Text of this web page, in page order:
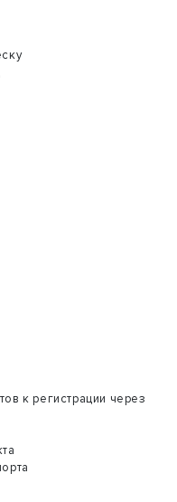
к регистрации через